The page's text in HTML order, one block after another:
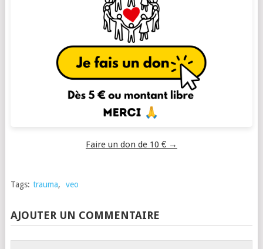
Faire un don de 10 € →
Tags: trauma, veo
AJOUTER UN COMMENTAIRE